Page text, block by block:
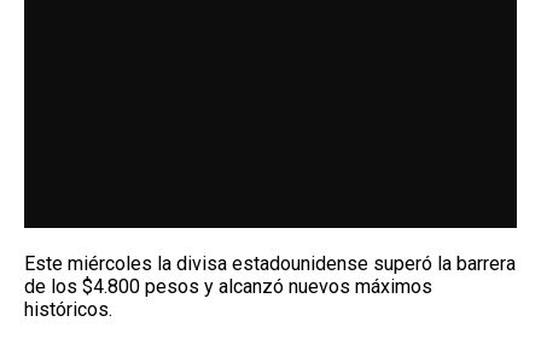
Este miércoles la divisa estadounidense superó la barrera
de los $4.800 pesos y alcanzó nuevos máximos
históricos.